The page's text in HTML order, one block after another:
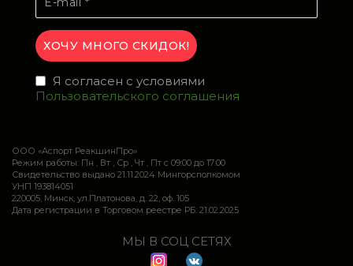
Я согласен с условиями
Пользовательского соглашения
ООО «Аспорт РеакшинПро»
Режим работы: Пн , Вт , Ср , Чт , Пт c 09:00 до 17:00
Свидетельство выдано 21.11.2024 Мингорсполкомом
УНП 193814051
220005, Минск, ул.Платонова, д. 22, оф. 105
Дата регистрации в Торговом реестре РБ: 21.02.2025
МЫ В СОЦ СЕТЯХ